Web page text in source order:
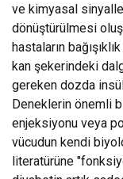
ve kimyasal
dönüştürülmesi
hastaların
kan şekerindeki
gereken dozda
Deneklerin önemli
enjeksiyonu veya
vücudun kendi
literatürüne